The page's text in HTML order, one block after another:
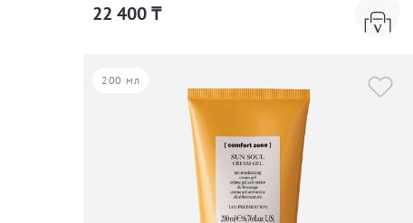
22 400 ₸
200 мл